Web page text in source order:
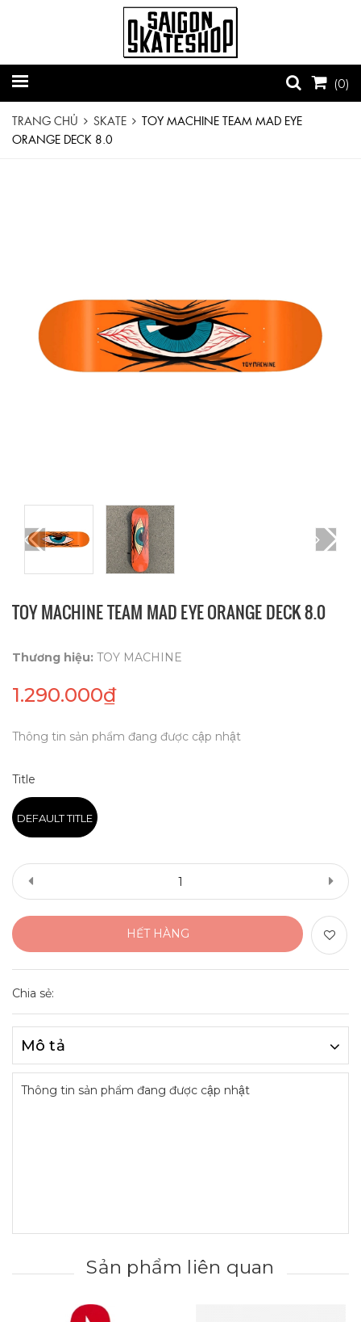
(0)
TRANG CHỦ SKATE
TOY MACHINE TEAM MAD EYE
ORANGE DECK 8.0
TOY MACHINE TEAM MAD EYE ORANGE DECK 8.0
Thương hiệu: TOY MACHINE
1.290.000₫
Thông tin sản phẩm đang được cập nhật
Title
DEFAULT TITLE
HẾT HÀNG
Chia sẻ:
Mô tả
Thông tin sản phẩm đang được cập nhật
Sản phẩm liên quan